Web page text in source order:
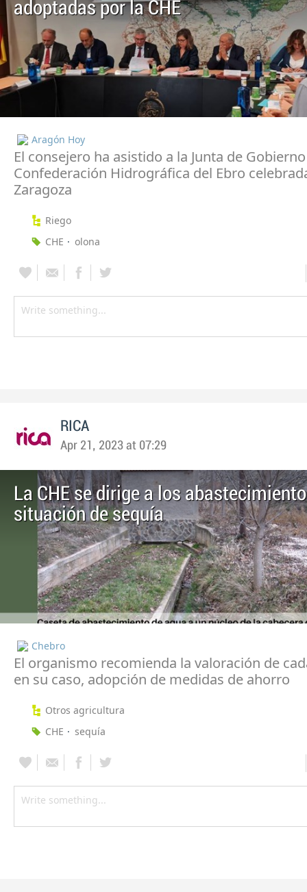
adoptadas por la CHE
Aragón Hoy
El consejero ha asistido a la Junta de
Confederación Hidrográfica del Ebro
Zaragoza
Riego
CHE
olona
RICA
Apr 21, 2023 at 07:29
La CHE se dirige a los
situación de sequía
Chebro
El organismo recomienda la valoración de
en su caso, adopción de medidas de ahorro
Otros agricultura
CHE
sequía